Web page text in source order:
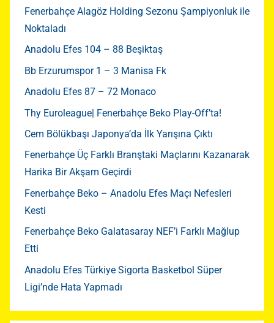
Fenerbahçe Alagöz Holding Sezonu Şampiyonluk ile
Noktaladı
Anadolu Efes 104 – 88 Beşiktaş
Bb Erzurumspor 1 – 3 Manisa Fk
Anadolu Efes 87 – 72 Monaco
Thy Euroleague| Fenerbahçe Beko Play-Off’ta!
Cem Bölükbaşı Japonya’da İlk Yarışına Çıktı
Fenerbahçe Üç Farklı Branştaki Maçlarını Kazanarak
Harika Bir Akşam Geçirdi
Fenerbahçe Beko – Anadolu Efes Maçı Nefesleri
Kesti
Fenerbahçe Beko Galatasaray NEF’i Farklı Mağlup
Etti
Anadolu Efes Türkiye Sigorta Basketbol Süper
Ligi’nde Hata Yapmadı